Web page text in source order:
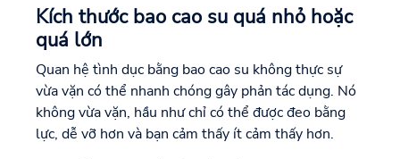
Kích thước bao cao su quá nhỏ hoặc
quá lớn
Quan hệ tình dục bằng bao cao su không thực sự
vừa vặn có thể nhanh chóng gây phản tác dụng. Nó
không vừa vặn, hầu như chỉ có thể được đeo bằng
lực, dễ vỡ hơn và bạn cảm thấy ít cảm thấy hơn.